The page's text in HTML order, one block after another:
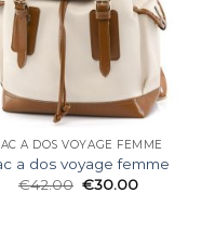
A DOS VOYAGE FEMME
a dos voyage femme
€42.00 €30.00